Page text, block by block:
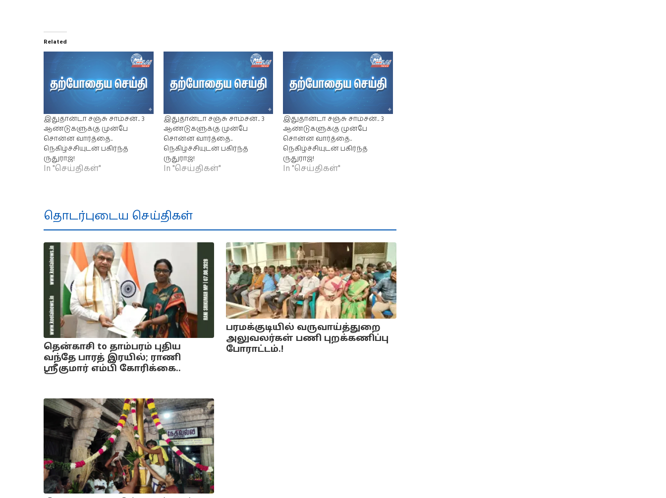
Related
இதுதான்டா சஞ்சு சாம்சன்.. 3
ஆண்டுகளுக்கு முன்பே
சொன்ன வார்த்தை..
நெகிழ்ச்சியுடன் பகிர்ந்த
ருதுராஜ்!
In "செய்திகள்"
இதுதான்டா சஞ்சு சாம்சன்.. 3
ஆண்டுகளுக்கு முன்பே
சொன்ன வார்த்தை..
நெகிழ்ச்சியுடன் பகிர்ந்த
ருதுராஜ்!
In "செய்திகள்"
இதுதான்டா சஞ்சு சாம்சன்.. 3
ஆண்டுகளுக்கு முன்பே
சொன்ன வார்த்தை..
நெகிழ்ச்சியுடன் பகிர்ந்த
ருதுராஜ்!
In "செய்திகள்"
தொடர்புடைய செய்திகள்
தென்காசி to தாம்பரம் புதிய
வந்தே பாரத் இரயில்; ராணி
ஸ்ரீகுமார் எம்பி கோரிக்கை..
பரமக்குடியில் வருவாய்த்துறை
அலுவலர்கள் பணி புறக்கணிப்பு
போராட்டம்.!